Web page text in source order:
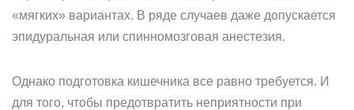
«мягких» вариантах. В ряде случаев даже допускается
эпидуральная или спинномозговая анестезия.
Однако подготовка кишечника все равно требуется. И
для того, чтобы предотвратить неприятности при